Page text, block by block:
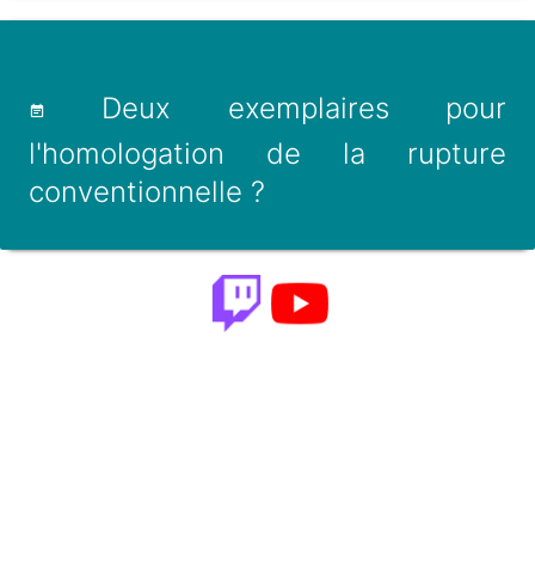
Deux exemplaires pour
l'homologation de la rupture
conventionnelle ?